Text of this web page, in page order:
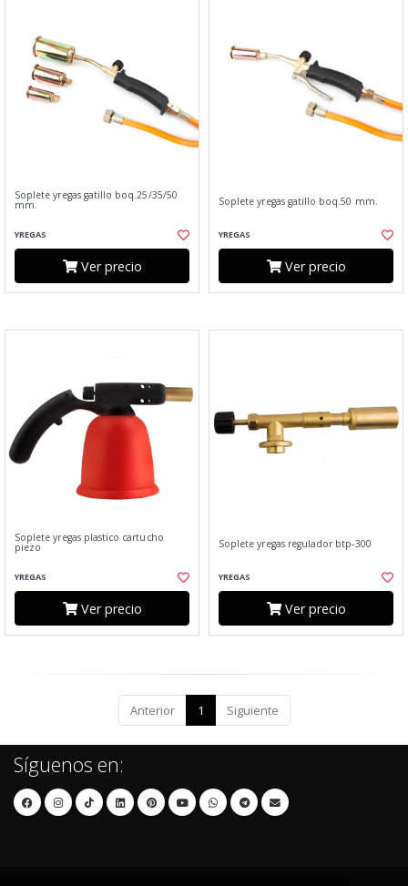
Soplete yregas gatillo boq.25/35/50
mm.
YREGAS
Ver precio
Soplete yregas gatillo boq.50 mm.
YREGAS
Ver precio
Soplete yregas plastico cartucho
piezo
YREGAS
Ver precio
Soplete yregas regulador btp-300
YREGAS
Ver precio
Anterior 1 Siguiente
Síguenos en: